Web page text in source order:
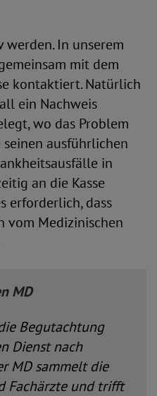
werden. In unserem
mit dem
kontaktiert. Natürlich
ein Nachweis
wo das Problem
ausführlichen
in
an die Kasse
erforderlich, dass
vom Medizinischen
MD
Begutachtung
Dienst nach
MD sammelt die
Fachärzte und trifft